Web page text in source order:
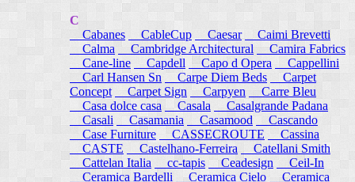
C
Cabanes
CableCup Caesar
Caimi Brevetti
Calma
Cambridge Architectural
Camira Fabrics
Cane-line
Capdell Capo d Opera
Cappellini
Carl Hansen Sn
Carpe Diem Beds
Carpet
Concept
Carpet Sign Carpyen
Carre Bleu
Casa dolce casa
Casala
Casalgrande Padana
Casali
Casamania Casamood
Cascando
Case Furniture
CASSECROUTE
Cassina
CASTE
Castelhano-Ferreira
Catellani Smith
Cattelan Italia
cc-tapis Ceadesign
Ceil-In
Ceramica Bardelli
Ceramica Cielo
Ceramica